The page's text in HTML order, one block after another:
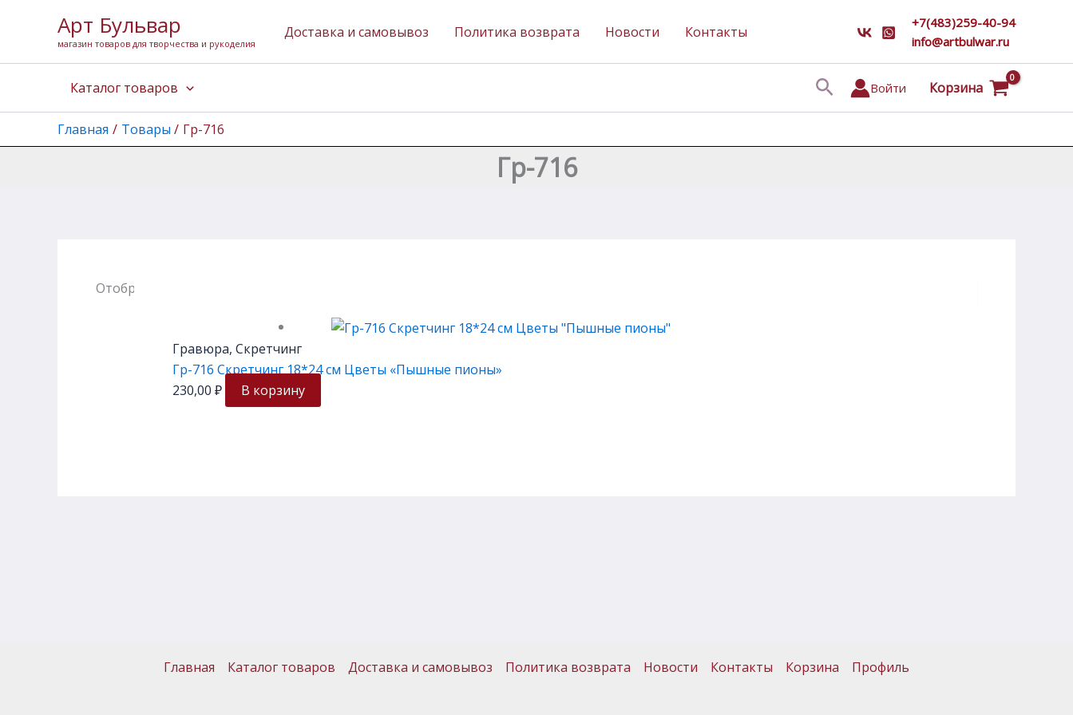
содержимому
Арт Бульвар
магазин товаров для творчества и рукоделия
Доставка и самовывоз Политика возврата Новости Контакты
+7(483)259-40-94
info@artbulwar.ru
Каталог товаров ПоискВойти Корзина
Главная Товары Гр-716
Гр-716
Отображение единственного товара
Гравюра, Скретчинг
Гр-716 Скретчинг 18*24 см Цветы «Пышные пионы»
230,00 ₽ В корзину
Главная Каталог товаров Доставка и самовывоз Политика возврата Новости Контакты Корзина Профиль